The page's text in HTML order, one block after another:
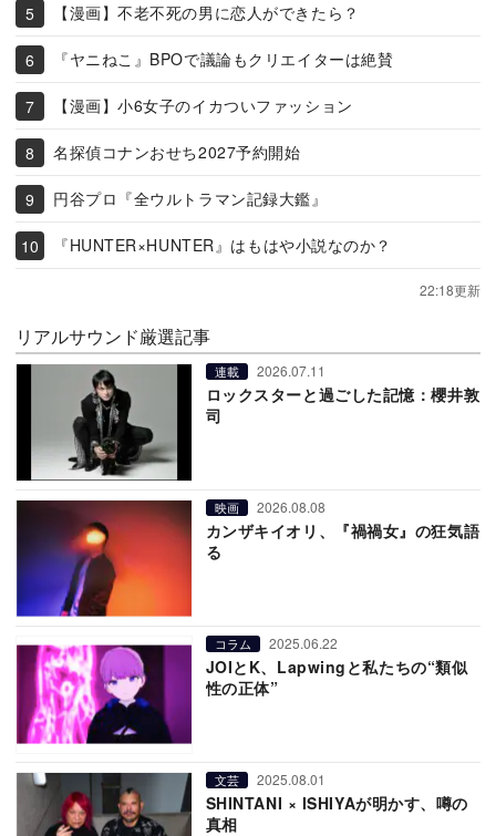
【漫画】不老不死の男に恋人ができたら？
『ヤニねこ』BPOで議論もクリエイターは絶賛
【漫画】小6女子のイカついファッション
名探偵コナンおせち2027予約開始
円谷プロ『全ウルトラマン記録大鑑』
『HUNTER×HUNTER』はもはや小説なのか？
22:18更新
リアルサウンド厳選記事
連載 2026.07.11
ロックスターと過ごした記憶：櫻井敦
司
映画 2026.08.08
カンザキイオリ、『禍禍女』の狂気語
る
コラム 2025.06.22
JOIとK、Lapwingと私たちの“類似
性の正体”
文芸 2025.08.01
SHINTANI × ISHIYAが明かす、噂の
真相